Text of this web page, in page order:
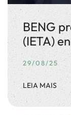
BENG
(IETA)
29/08/25
LEIA MAIS